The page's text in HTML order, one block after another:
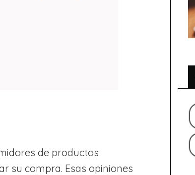
de productos
su compra. Esas opiniones